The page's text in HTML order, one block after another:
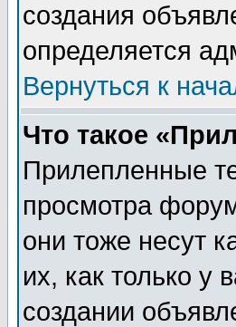
создания
определяется
Вернуться к
Что такое
Прилепленные
просмотра
они тоже несут
их, как только у
создании